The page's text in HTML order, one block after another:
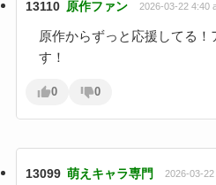
13110 原作ファン 2026-03-22 4:40
原作からずっと応援してる！
す！
0 0
13099 萌えキャラ専門 2026-03-